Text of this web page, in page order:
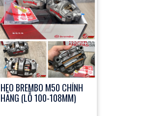
HEO BREMBO M50 CHÍNH
HÃNG (LỖ 100-108MM)